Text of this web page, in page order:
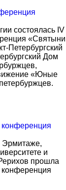
состоялась IV
«Святыни
Петербургский
Дом
«Юные
конференция
Эрмитаже,
и
прошла
конференция